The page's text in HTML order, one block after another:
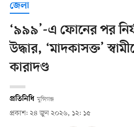
জেলা
‘৯৯৯’-এ ফোনের পর
উদ্ধার, ‘মাদকাসক্ত’
কারাদণ্ড
প্রতিনিধি মুন্সিগঞ্জ
প্রকাশ: ২৪ জুন ২০২৬, ১২: ১৫